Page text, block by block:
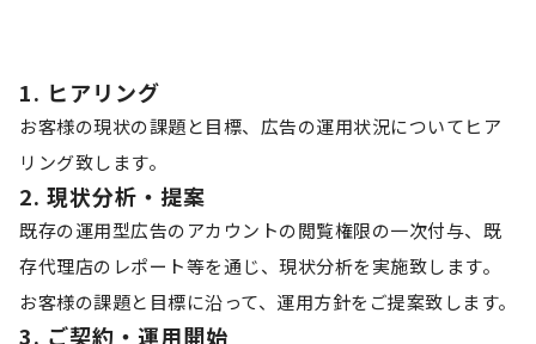
1. ヒアリング
お客様の現状の課題と目標、広告の運用状況についてヒア
リング致します。
2. 現状分析・提案
既存の運用型広告のアカウントの閲覧権限の一次付与、既
存代理店のレポート等を通じ、現状分析を実施致します。
お客様の課題と目標に沿って、運用方針をご提案致します。
3. ご契約・運用開始